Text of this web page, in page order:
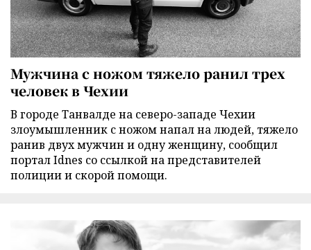
Мужчина с ножом тяжело ранил трех
человек в Чехии
В городе Танвалде на северо-западе Чехии
злоумышленник с ножом напал на людей, тяжело
ранив двух мужчин и одну женщину, сообщил
портал Idnes со ссылкой на представителей
полиции и скорой помощи.